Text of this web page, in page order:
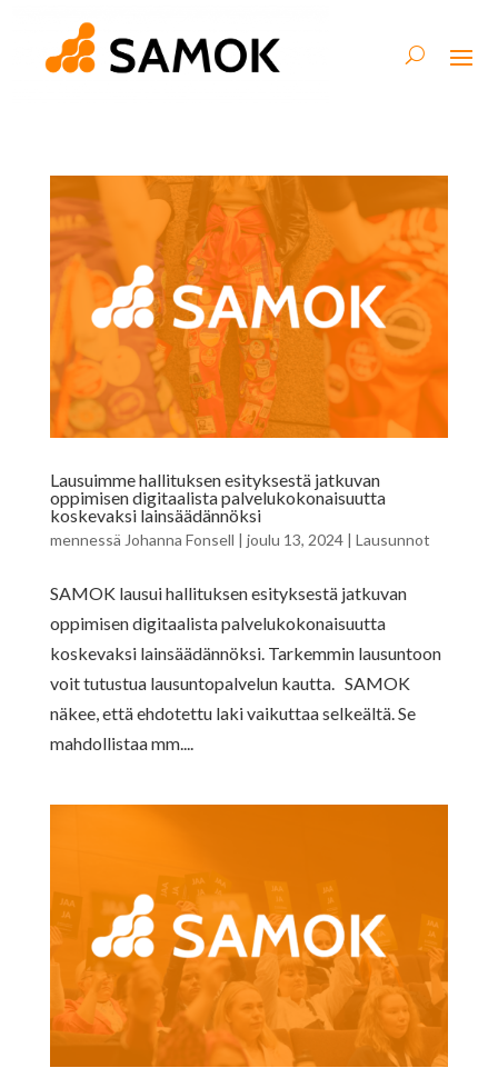
Lausuimme hallituksen esityksestä jatkuvan
oppimisen digitaalista palvelukokonaisuutta
koskevaksi lainsäädännöksi
mennessä Johanna Fonsell | joulu 13, 2024| Lausunnot
SAMOK lausui hallituksen esityksestä jatkuvan
oppimisen digitaalista palvelukokonaisuutta
koskevaksi lainsäädännöksi. Tarkemmin lausuntoon
voit tutustua lausuntopalvelun kautta. SAMOK
näkee, että ehdotettu laki vaikuttaa selkeältä. Se
mahdollistaa mm....